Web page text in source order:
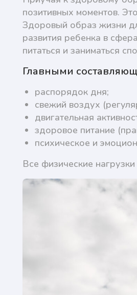
позитивных моментов.
Здоровый образ жизни
развития ребенка в
питаться и заниматься
Главными
распорядок дня;
свежий воздух
двигательная
здоровое питание
психическое и
Все физические